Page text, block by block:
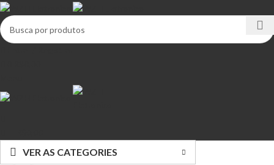
VER AS CATEGORIES